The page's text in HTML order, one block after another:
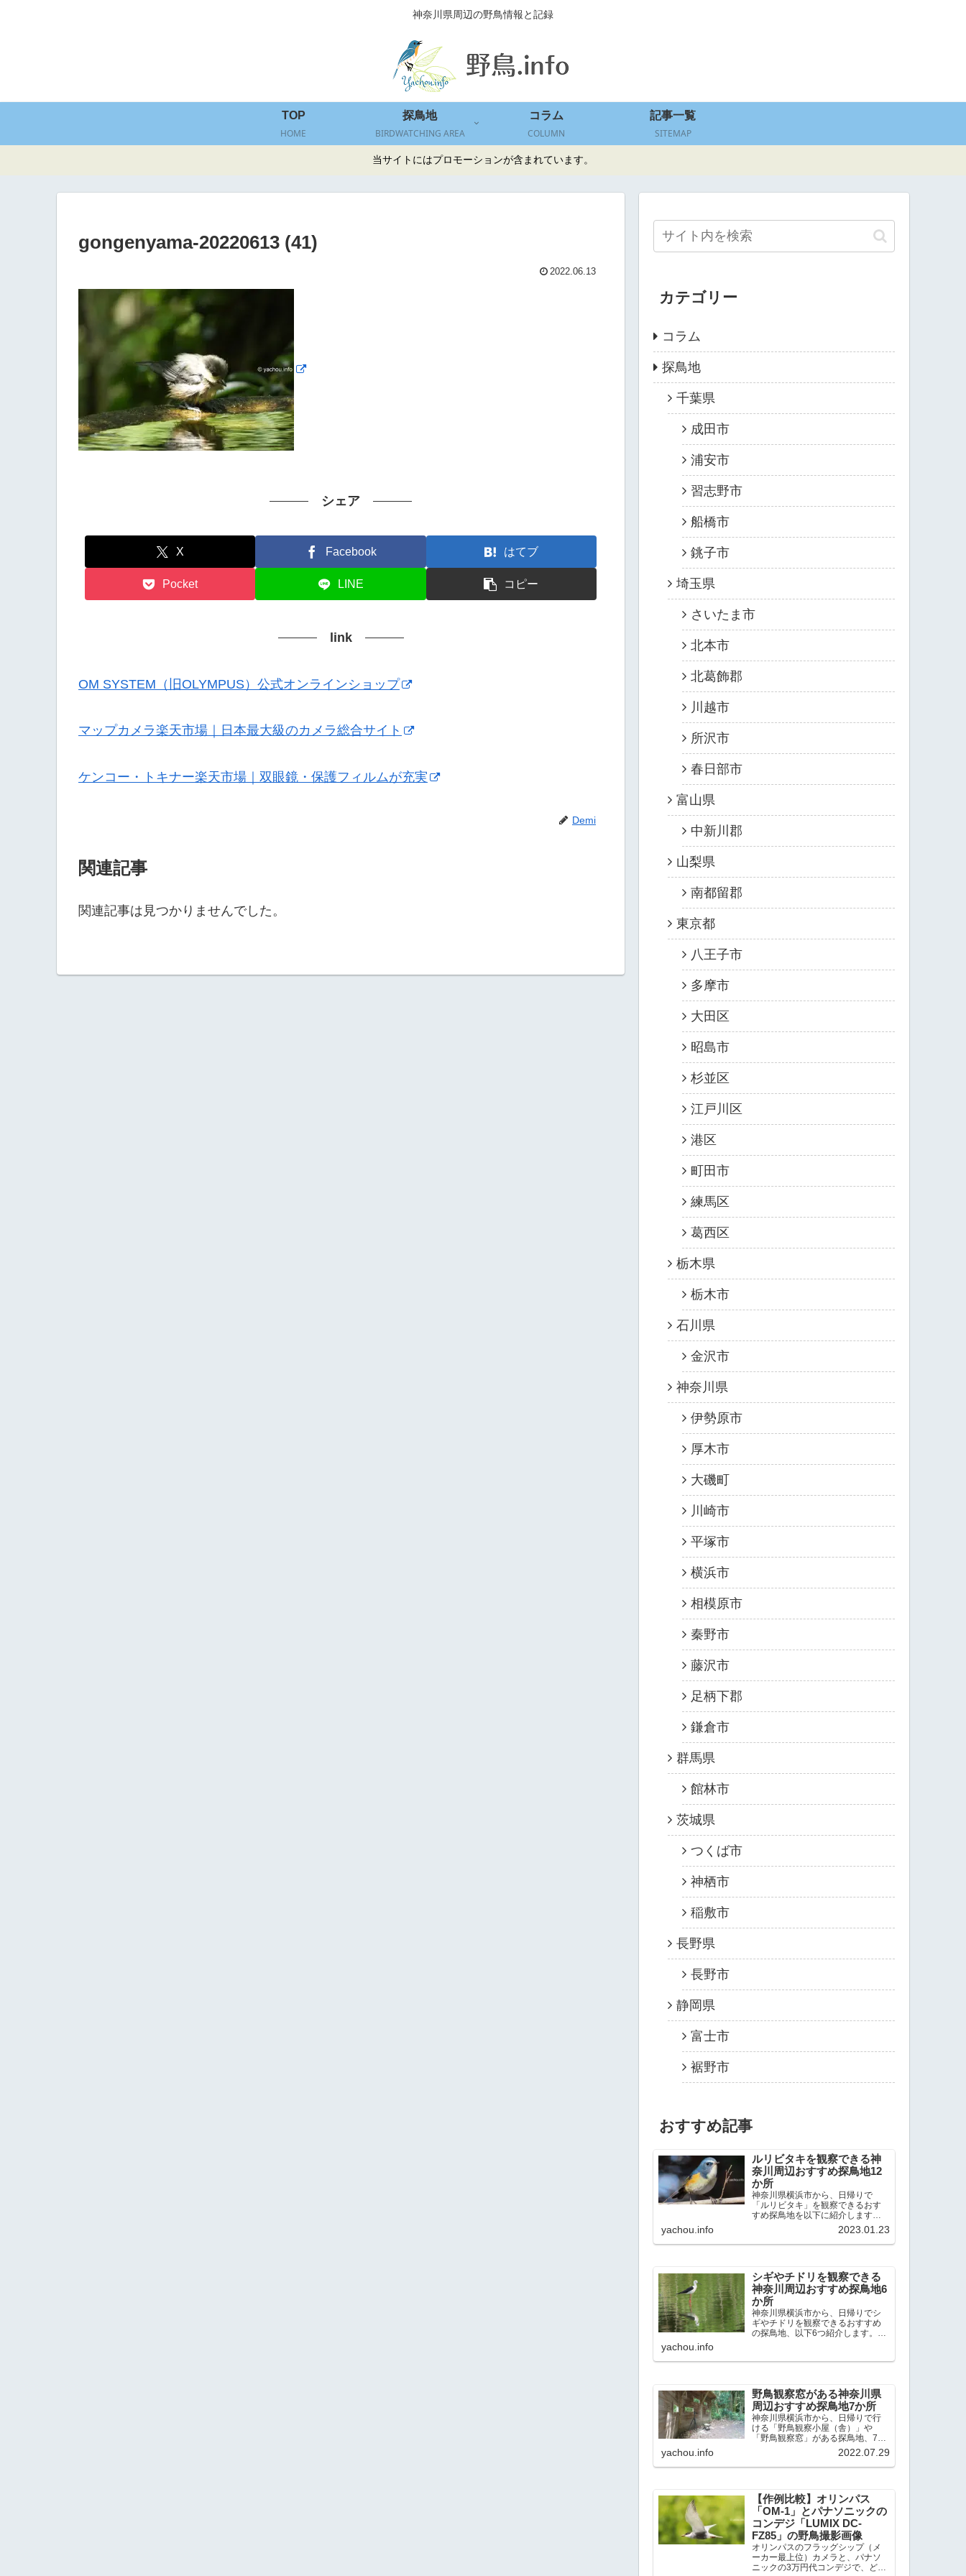
神奈川県周辺の野鳥情報と記録
TOP
HOME
探鳥地
BIRDWATCHING AREA
コラム
COLUMN
記事一覧
SITEMAP
当サイトにはプロモーションが含まれています。
gongenyama-20220613 (41)
2022.06.13
シェア
X Facebook はてブ
Pocket LINE コピー
link
OM SYSTEM（旧OLYMPUS）公式オンラインショップ
マップカメラ楽天市場｜日本最大級のカメラ総合サイト
ケンコー・トキナー楽天市場｜双眼鏡・保護フィルムが充実
Demi
関連記事
関連記事は見つかりませんでした。
カテゴリー
コラム
探鳥地
千葉県
成田市
浦安市
習志野市
船橋市
銚子市
埼玉県
さいたま市
北本市
北葛飾郡
川越市
所沢市
春日部市
富山県
中新川郡
山梨県
南都留郡
東京都
八王子市
多摩市
大田区
昭島市
杉並区
江戸川区
港区
町田市
練馬区
葛西区
栃木県
栃木市
石川県
金沢市
神奈川県
伊勢原市
厚木市
大磯町
川崎市
平塚市
横浜市
相模原市
秦野市
藤沢市
足柄下郡
鎌倉市
群馬県
館林市
茨城県
つくば市
神栖市
稲敷市
長野県
長野市
静岡県
富士市
裾野市
おすすめ記事
ルリビタキを観察できる神
奈川周辺おすすめ探鳥地12
か所
神奈川県横浜市から、日帰りで
「ルリビタキ」を観察できるおす
すめ探鳥地を以下に紹介します。
これまで80か所近くの探鳥地を訪
れ、手応えを感じた場所です。以
下、★ が多いほど観察しやすく、
yachou.info 2023.01.23
シギやチドリを観察できる
神奈川周辺おすすめ探鳥地6
か所
神奈川県横浜市から、日帰りでシ
ギやチドリを観察できるおすすめ
の探鳥地、以下6つ紹介します。こ
感じた探鳥地です。ふなばし三番
yachou.info
野鳥観察窓がある神奈川県
周辺おすすめ探鳥地7か所
神奈川県横浜市から、日帰りで行
ける「野鳥観察小屋（舎）」や
「野鳥観察窓」がある探鳥地、7か
所を紹介します。どこもオススメ
の探鳥地です。実際に訪れてみる
と、野山にいる野鳥、海や湖にい
yachou.info 2022.07.29
【作例比較】オリンパス
「OM-1」とパナソニックの
コンデジ「LUMIX DC-
FZ85」の野鳥撮影画像
オリンパスのフラッグシップ（メ
ーカー最上位）カメラと、パナソ
ニックの3万円代コンデジで、どの